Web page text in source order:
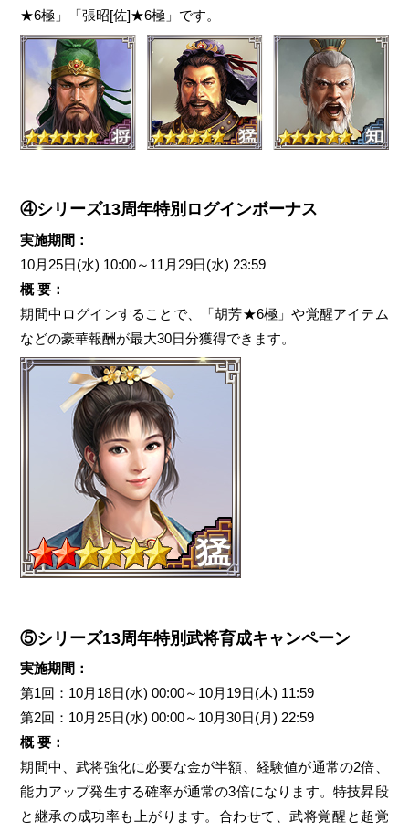
★6極」「張昭[佐]★6極」です。
④シリーズ13周年特別ログインボーナス
実施期間：
10月25日(水) 10:00～11月29日(水) 23:59
概 要：
期間中ログインすることで、「胡芳★6極」や覚醒アイテム
などの豪華報酬が最大30日分獲得できます。
⑤シリーズ13周年特別武将育成キャンペーン
実施期間：
第1回：10月18日(水) 00:00～10月19日(木) 11:59
第2回：10月25日(水) 00:00～10月30日(月) 22:59
概 要：
期間中、武将強化に必要な金が半額、経験値が通常の2倍、
能力アップ発生する確率が通常の3倍になります。特技昇段
と継承の成功率も上がります。合わせて、武将覚醒と超覚